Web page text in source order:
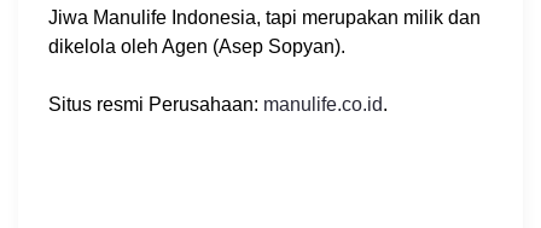
Jiwa Manulife Indonesia, tapi merupakan milik dan
dikelola oleh Agen (Asep Sopyan).
Situs resmi Perusahaan: manulife.co.id.